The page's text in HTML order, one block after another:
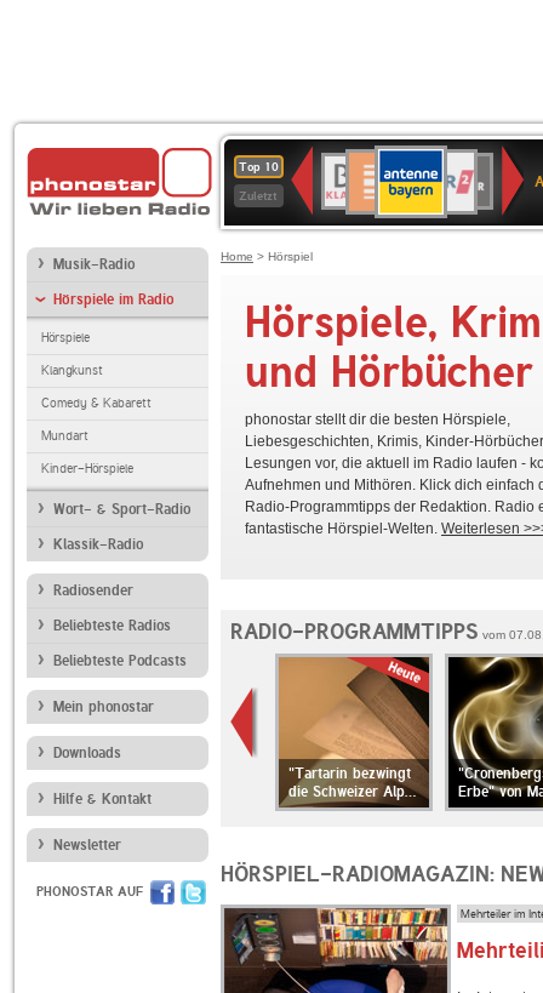
Top 10
Zuletzt
Deutschlandfunk
80er
90er
OLDIE
ANTENNE
SWR3
WDR
4
BR-
KLASSIK
Deutschlandfunk
KulturBAYERN
2
SWR
Kultur
NDR
2
Musik-Radio
Hörspiele im Radio
Hörspiele
Klangkunst
Comedy & Kabarett
Mundart
Kinder-Hörspiele
Wort- & Sport-Radio
Klassik-Radio
Radiosender
Beliebteste Radios
Beliebteste Podcasts
Mein phonostar
Downloads
Hilfe & Kontakt
Newsletter
PHONOSTAR AUF
Home > Hörspiel
Hörspiele,
und Hörbücher
phonostar stellt dir die besten Hörspiele,
Liebesgeschichten, Krimis, Kinder-
Lesungen vor, die aktuell im Radio laufen -
Aufnehmen und Mithören. Klick dich einfach
Radio-Programmtipps der Redaktion. Radio
fantastische Hörspiel-Welten. Weiterlesen
Franz Kafka – Der Bau von Rebekka David ARD Radio Tatort: Hase tot
RADIO-PROGRAMMTIPPS vom
George
Loose the rich von
David Moser, Fran…
"Tartarin bezwingt
die Schweizer Alp…
Erbe" von
HÖRSPIEL-RADIOMAGAZIN:
Mehrteiler im